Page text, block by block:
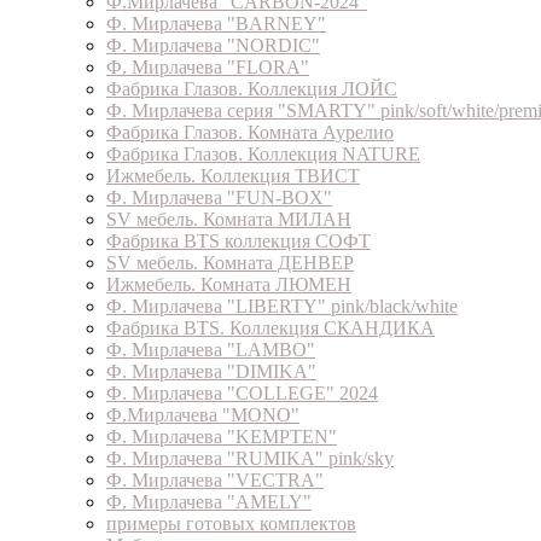
Ф. Мирлачева "BARNEY"
Ф. Мирлачева "NORDIC"
Ф. Мирлачева "FLORA"
Фабрика Глазов. Коллекция ЛОЙС
Ф. Мирлачева серия "SMARTY" pink/soft/white/
Фабрика Глазов. Комната Аурелио
Фабрика Глазов. Коллекция NATURE
Ижмебель. Коллекция ТВИСТ
Ф. Мирлачева "FUN-BOX"
SV мебель. Комната МИЛАН
Фабрика BTS коллекция СОФТ
SV мебель. Комната ДЕНВЕР
Ижмебель. Комната ЛЮМЕН
Ф. Мирлачева "LIBERTY" pink/black/white
Фабрика BTS. Коллекция СКАНДИКА
Ф. Мирлачева "LAMBO"
Ф. Мирлачева "DIMIKA"
Ф. Мирлачева "COLLEGE" 2024
Ф.Мирлачева "MONO"
Ф. Мирлачева "KEMPTEN"
Ф. Мирлачева "RUMIKA" pink/sky
Ф. Мирлачева "VECTRA"
Ф. Мирлачева "AMELY"
примеры готовых комплектов